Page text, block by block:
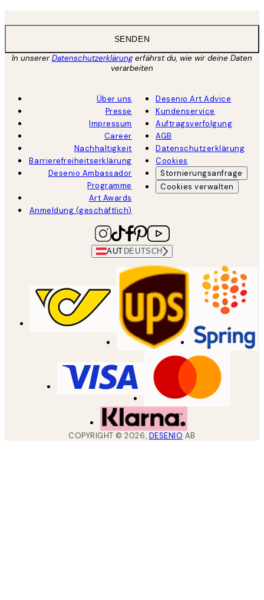
SENDEN
In unsererDatenschutzerklärungerfährst du, wie wir deine Daten
verarbeiten
Über uns
Presse
Impressum
Career
Nachhaltigkeit
Barrierefreiheitserklärung
Desenio Ambassador
Programme
Art Awards
Anmeldung (geschäftlich)
Desenio Art Advice
Kundenservice
Auftragsverfolgung
AGB
Datenschutzerklärung
Cookies
Stornierungsanfrage
Cookies verwalten
AUT DEUTSCH
COPYRIGHT ©2026, DESENIO AB